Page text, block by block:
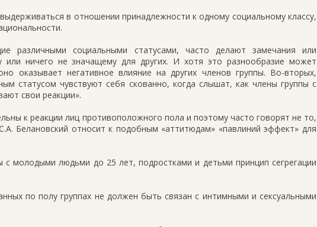
в отношении принадлежности к одному социальному классу,
различными социальными статусами, часто делают замечания или
ничего не значащему для других. И хотя это разнообразие может
оказывает негативное влияние на других членов группы. Во-вторых,
статусом чувствуют себя скованно, когда слышат, как члены группы с
свои реакции».
к реакции лиц противоположного пола и поэтому часто говорят не то,
Белановский относит к подобным «аттитюдам» «павлиний эффект» для
с молодыми людьми до 25 лет, подростками и детьми принцип сегрегации
по полу группах не должен быть связан с интимными и сексуальными